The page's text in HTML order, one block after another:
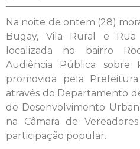
Na noite de ontem (28)
Bugay, Vila Rural e Rua
localizada no bairro
Audiência Pública sobre
promovida pela
através do Departamento
de Desenvolvimento
na Câmara de
participação popular.